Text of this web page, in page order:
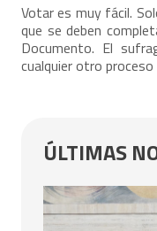
Votar es muy fácil.
que se deben
Documento. El
cualquier otro
ÚLTIMAS